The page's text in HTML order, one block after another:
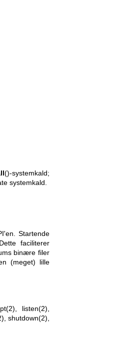
()-systemkald;
systemkald.
Startende
faciliterer
binære filer
(meget) lille
listen(2)
,shutdown(2)